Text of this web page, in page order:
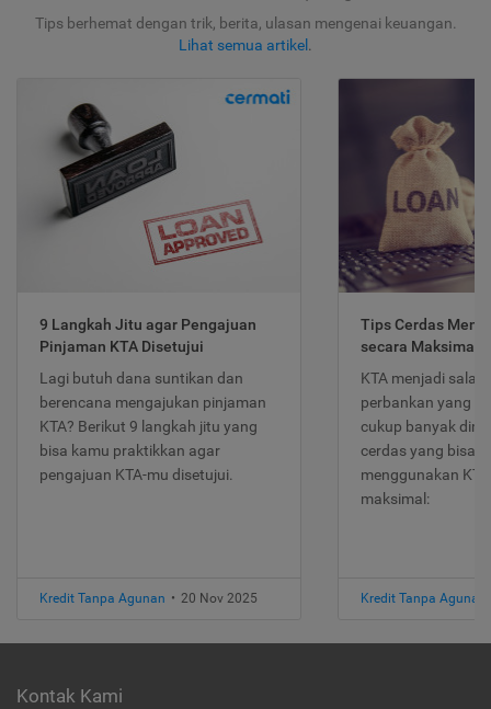
Tips berhemat dengan trik, berita, ulasan mengenai keuangan.
Lihat semua artikel .
9 Langkah Jitu agar Pengajuan
Pinjaman KTA Disetujui
Lagi butuh dana suntikan dan
berencana mengajukan pinjaman
KTA? Berikut 9 langkah jitu yang
bisa kamu praktikkan agar
pengajuan KTA-mu disetujui.
Kredit Tanpa Agunan • 20 Nov 2025
Tips Cerdas
secara Maksimal
KTA menjadi
perbankan yang
cukup banyak
cerdas yang bisa
menggunakan
maksimal:
Kredit Tanpa Agunan
Kontak Kami